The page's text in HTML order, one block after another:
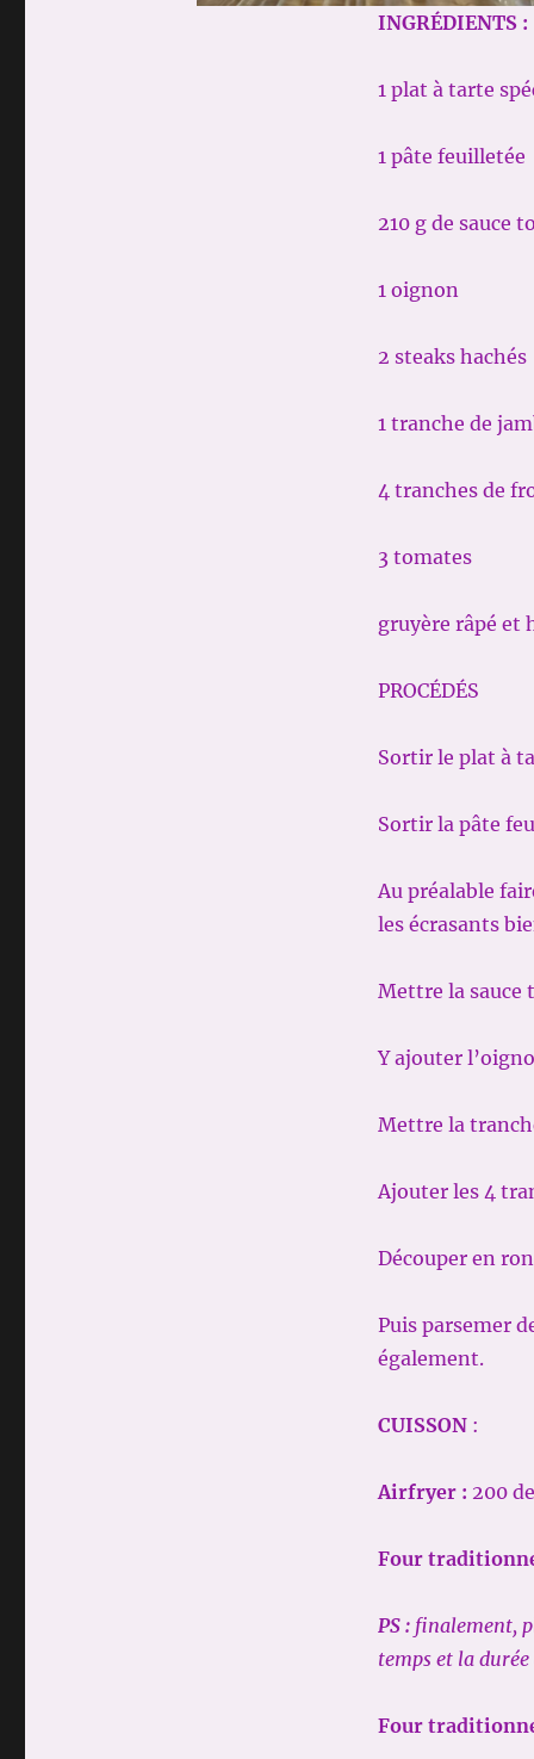
INGRÉDIENTS :
1 plat à tarte
1 pâte feuilletée
210 g de sauce
1 oignon
2 steaks hachés
1 tranche de
4 tranches de
3 tomates
gruyère râpé et
PROCÉDÉS
Sortir le plat à
Sortir la pâte
Au préalable
les écrasants
Mettre la sauce
Y ajouter
Mettre la
Ajouter les 4
Découper en
Puis parsemer
également.
CUISSON:
Airfryer : 200
Four
PS :finalement,
temps et la
Four